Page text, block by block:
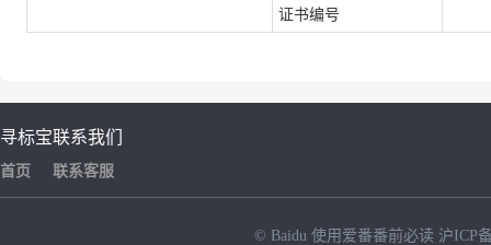
证书编号
寻标宝
首页
联系我们
联系客服
© Baidu 使用爱番番前必读 沪ICP